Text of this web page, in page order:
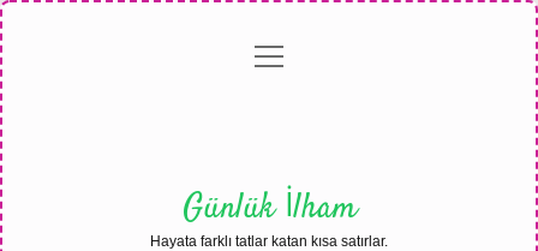
Gizlilikmenüyü
Günlük İlham
Hayata farklı tatlar katan kısa satırlar.